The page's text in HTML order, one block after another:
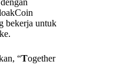
bekerja untuk
“Together